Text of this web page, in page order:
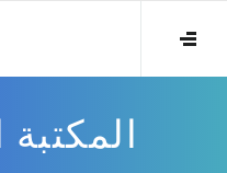
المكتبة